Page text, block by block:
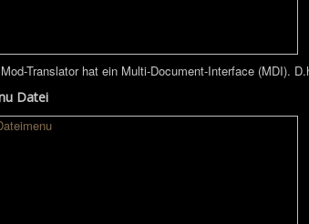
Translator hat ein Multi-Document-Interface (MDI).
Datei